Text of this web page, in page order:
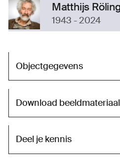
Matthijs
1943 - 2024
Objectgegevens
Download beeldmateriaal
Deel je kennis